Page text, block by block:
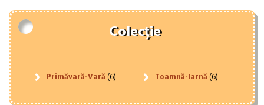
Colecție
Primăvară-Vară(6) Toamnă-Iarnă(6)